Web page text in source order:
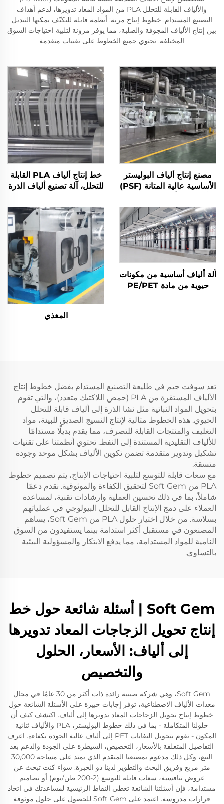
والألياف القابلة للتحلل PLA من المواد المعاد تدويرها، لدعم أهداف
التصنيع المستدام. خطوط إنتاج مرنة: أنظمة قابلة للتكيّف يمكنها التبديل
بين إنتاج الألياف المجوفة والصلبة، مما يوفر مرونة لتلبية احتياجات السوق
المختلفة. تحتوي جميع الخطوط على تقنيات متقدمة
مصنع إنتاج ألياف البوليستر
الأساسية عالية المتانة (PSF)
الأساسية الصلبة PSF
خط إنتاج ألياف PLA القابلة
للتحلل، آلة تصنيع ألياف الذرة
آلة ألياف أساسية من مكونات
حيوية من مادة PE/PET
المغذي
تعد سوفت جيم في طليعة التصنيع المستدام بفضل خطوط إنتاج
الألياف المستقرة من PLA (حمض اللاكتيك متعدد)، والتي تقوم
بتحويل المواد النباتية مثل نشا الذرة إلى ألياف قابلة للتحلل
الحيوي. هذه الخطوط مثالية لإنتاج النسيج الصديق للبيئة، مواد
التغليف والمنتجات القابلة للتصرف، مما يقدم بديلًا مستدامًا
للألياف التقليدية المستندة إلى النفط. تحتوي أنظمتنا على تقنيات
تشكيل وتدوير متقدمة تضمن تكوين الألياف بشكل موحد وجودة
متسقة.
مع سعات قابلة للتوسع لتلبية احتياجات الإنتاج، يتم تصميم خطوط
PLA من Soft Gem لتحقيق الكفاءة والموثوقية. نقدم دعمًا
شاملاً، بما في ذلك تحسين العملية وارشادات تقنية، لمساعدة
العملاء على دمج الإنتاج القابل للتحلل البيولوجي في عملياتهم
بسلاسة. من خلال اختيار حلول PLA من Soft Gem، يساهم
المصنعون في مستقبل أكثر استدامة بينما يستفيدون من السوق
النامية للمواد المستدامة، مما يدفع الابتكار والمسؤولية البيئية
بالتساوي.
Soft Gem | أسئلة شائعة حول خط
إنتاج تحويل الزجاجات المعاد تدويرها
إلى ألياف: الأسعار، الحلول
والتخصيص
Soft Gem، وهي شركة صينية رائدة ذات أكثر من 30 عامًا في مجال
معدات الألياف الاصطناعية، توفر إجابات خبيرة على الأسئلة الشائعة حول
خطوط إنتاج تحويل الزجاجات المعاد تدويرها إلى ألياف. اكتشف كيف أن
حلولنا المتكاملة - بما في ذلك خطوط البوليستر، PLA والألياف ثنائية
المكون - تقوم بتحويل النفايات PET إلى ألياف عالية الجودة بكفاءة. اعرف
التفاصيل المتعلقة بالأسعار، التخصيص، السيطرة على الجودة والدعم بعد
البيع، وكل ذلك مدعوم بمصنعنا المتقدم الذي يمتد على مساحة 30,000
متر مربع وفريق البحث والتطوير لدينا ذو الخبرة. سواء كنت تبحث عن
عروض تنافسية، سعات قابلة للتوسع (2-200 طن/يوم) أو تصاميم
مستدامة، فإن أسئلتنا الشائعة تغطي النقاط الرئيسية لمساعدتك في اتخاذ
قرارات مدروسة. اعتمد على Soft Gem للحصول على حلول موثوقة